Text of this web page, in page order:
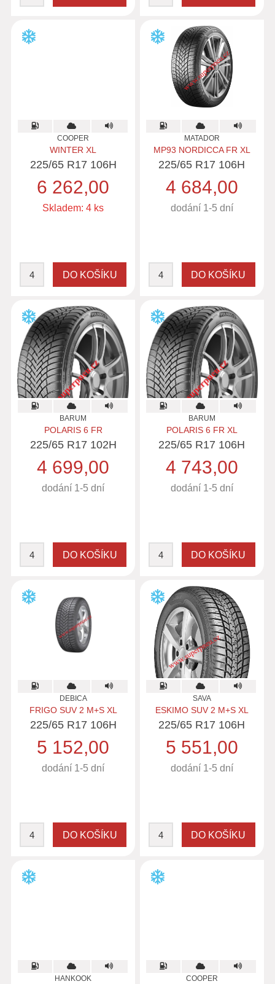
COOPER
WINTER XL
225/65 R17 106H
6 262,00
Skladem: 4 ks
MATADOR
MP93 NORDICCA FR XL
225/65 R17 106H
4 684,00
dodání 1-5 dní
BARUM
POLARIS 6 FR
225/65 R17 102H
4 699,00
dodání 1-5 dní
BARUM
POLARIS 6 FR XL
225/65 R17 106H
4 743,00
dodání 1-5 dní
DEBICA
FRIGO SUV 2 M+S XL
225/65 R17 106H
5 152,00
dodání 1-5 dní
SAVA
ESKIMO SUV 2 M+S XL
225/65 R17 106H
5 551,00
dodání 1-5 dní
HANKOOK COOPER